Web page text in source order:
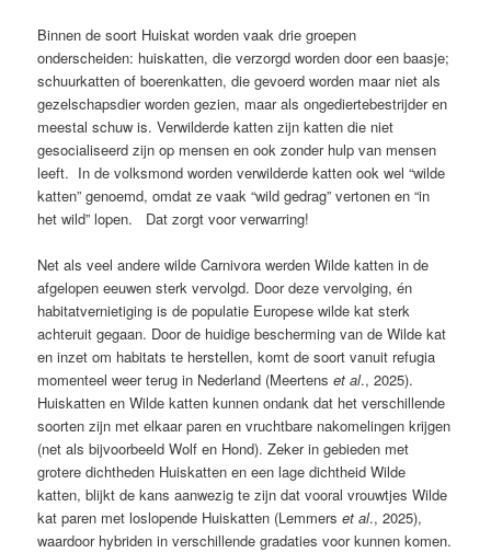
Binnen de soort Huiskat worden vaak drie groepen
onderscheiden: huiskatten, die verzorgd worden door een baasje;
schuurkatten of boerenkatten, die gevoerd worden maar niet als
gezelschapsdier worden gezien, maar als ongediertebestrijder en
meestal schuw is. Verwilderde katten zijn katten die niet
gesocialiseerd zijn op mensen en ook zonder hulp van mensen
leeft. In de volksmond worden verwilderde katten ook wel “wilde
katten” genoemd, omdat ze vaak “wild gedrag” vertonen en “in
het wild” lopen. Dat zorgt voor verwarring!
Net als veel andere wilde Carnivora werden Wilde katten in de
afgelopen eeuwen sterk vervolgd. Door deze vervolging, én
habitatvernietiging is de populatie Europese wilde kat sterk
achteruit gegaan. Door de huidige bescherming van de Wilde kat
en inzet om habitats te herstellen, komt de soort vanuit refugia
momenteel weer terug in Nederland (Meertenset al., 2025).
Huiskatten en Wilde katten kunnen ondank dat het verschillende
soorten zijn met elkaar paren en vruchtbare nakomelingen krijgen
(net als bijvoorbeeld Wolf en Hond). Zeker in gebieden met
grotere dichtheden Huiskatten en een lage dichtheid Wilde
katten, blijkt de kans aanwezig te zijn dat vooral vrouwtjes Wilde
kat paren met loslopende Huiskatten (Lemmerset al., 2025),
waardoor hybriden in verschillende gradaties voor kunnen komen.